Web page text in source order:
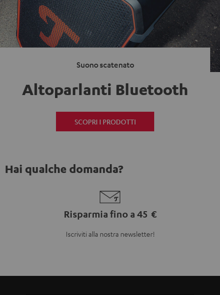
Suono scatenato
Altoparlanti Bluetooth
SCOPRI I PRODOTTI
Hai qualche domanda?
Risparmia fino a 45 €
Iscriviti alla nostra newsletter!